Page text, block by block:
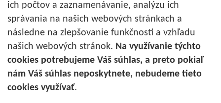
ich počtov a zaznamenávanie, analýzu ich
správania na našich webových stránkach a
následne na zlepšovanie funkčnosti a vzhľadu
našich webových stránok. Na využívanie týchto
cookies potrebujeme Váš súhlas, a preto pokiaľ
nám Váš súhlas neposkytnete, nebudeme tieto
cookies využívať.